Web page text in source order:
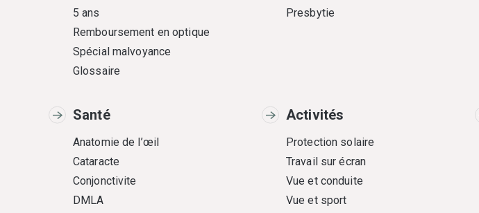
5 ans
Remboursement en optique
Spécial malvoyance
Glossaire
Presbytie
Santé
Anatomie de l’œil
Cataracte
Conjonctivite
DMLA
Activités
Protection solaire
Travail sur écran
Vue et conduite
Vue et sport